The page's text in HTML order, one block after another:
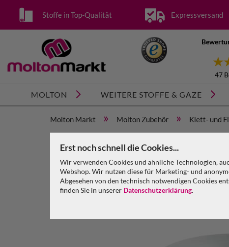
Erst noch schnell die Cookies...
Wir verwenden Cookies und ähnliche Technologien,
Webshop. Wir nutzen diese für Marketing- und
Abgesehen von den technisch notwendigen Cookies
finden Sie in unserer Datenschutzerklärung.
Stoffe in Top-Qualität Expressversand
47
MOLTON WEITERE STOFFE & GAZE
Molton Markt » Molton Zubehör » Klett- und
»